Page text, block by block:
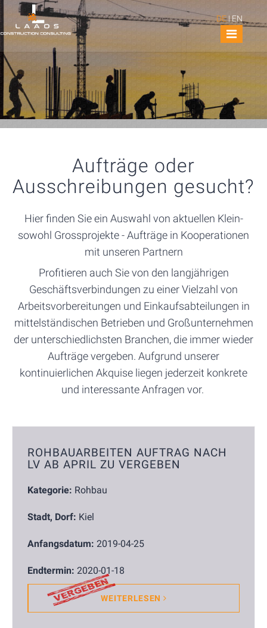
DE|EN
Aufträge oder
Ausschreibungen gesucht?
Hier finden Sie ein Auswahl von aktuellen Klein-
sowohl Grossprojekte - Aufträge in Kooperationen
mit unseren Partnern
Profitieren auch Sie von den langjährigen
Geschäftsverbindungen zu einer Vielzahl von
Arbeitsvorbereitungen und Einkaufsabteilungen in
mittelständischen Betrieben und Großunternehmen
der unterschiedlichsten Branchen, die immer wieder
Aufträge vergeben. Aufgrund unserer
kontinuierlichen Akquise liegen jederzeit konkrete
und interessante Anfragen vor.
ROHBAUARBEITEN AUFTRAG NACH
LV AB APRIL ZU VERGEBEN
Kategorie: Rohbau
Stadt, Dorf: Kiel
Anfangsdatum: 2019-04-25
Endtermin: 2020-01-18
WEITERLESEN